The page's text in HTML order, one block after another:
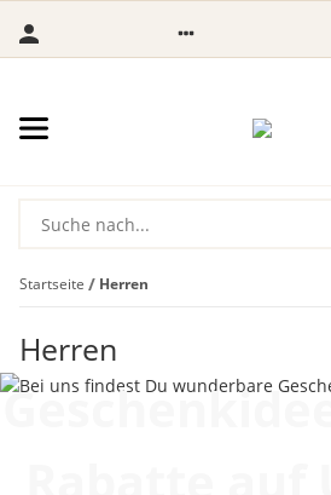
Startseite Herren
Herren